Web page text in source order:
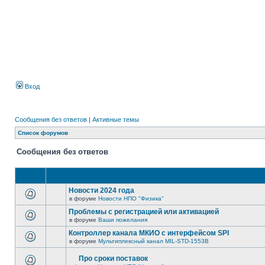
Вход
Сообщения без ответов | Активные темы
Список форумов
Сообщения без ответов
Новости 2024 года
в форуме Новости НПО "Физика"
Проблемы с регистрацией или активацией
в форуме Ваши пожелания
Контроллер канала МКИО с интерфейсом SPI
в форуме Мультиплексный канал MIL-STD-1553B
Про сроки поставок